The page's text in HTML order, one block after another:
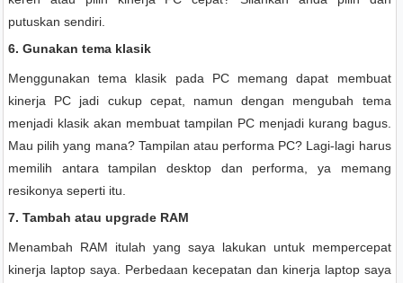
putuskan sendiri.
6. Gunakan tema klasik
Menggunakan tema klasik pada PC memang dapat membuat
kinerja PC jadi cukup cepat, namun dengan mengubah tema
menjadi klasik akan membuat tampilan PC menjadi kurang bagus.
Mau pilih yang mana? Tampilan atau performa PC? Lagi-lagi harus
memilih antara tampilan desktop dan performa, ya memang
resikonya seperti itu.
7. Tambah atau upgrade RAM
Menambah RAM itulah yang saya lakukan untuk mempercepat
kinerja laptop saya. Perbedaan kecepatan dan kinerja laptop saya